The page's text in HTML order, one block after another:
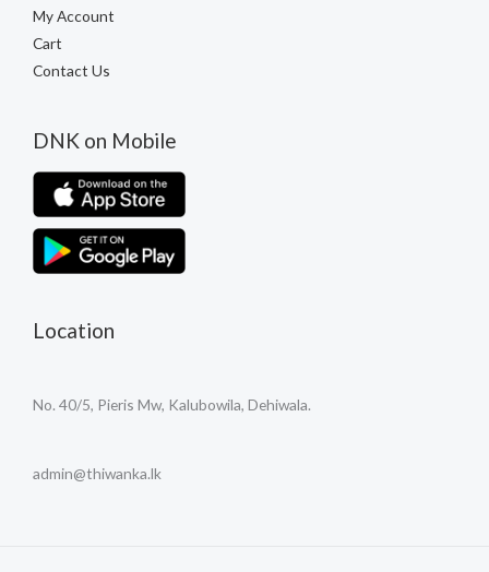
My Account
Cart
Contact Us
DNK on Mobile
Location
No. 40/5, Pieris Mw, Kalubowila, Dehiwala.
admin@thiwanka.lk